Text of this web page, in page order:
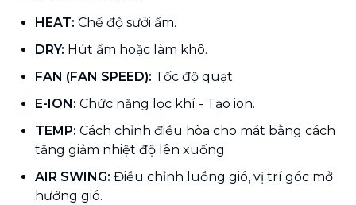
HEAT: Chế độ sưởi ấm.
DRY: Hút ẩm hoặc làm khô.
FAN (FAN SPEED): Tốc độ quạt.
E-ION: Chức năng lọc khí - Tạo ion.
TEMP: Cách chỉnh điều hòa cho mát bằng cách
tăng giảm nhiệt độ lên xuống.
AIR SWING: Điều chỉnh luồng gió, vị trí góc mở
hướng gió.